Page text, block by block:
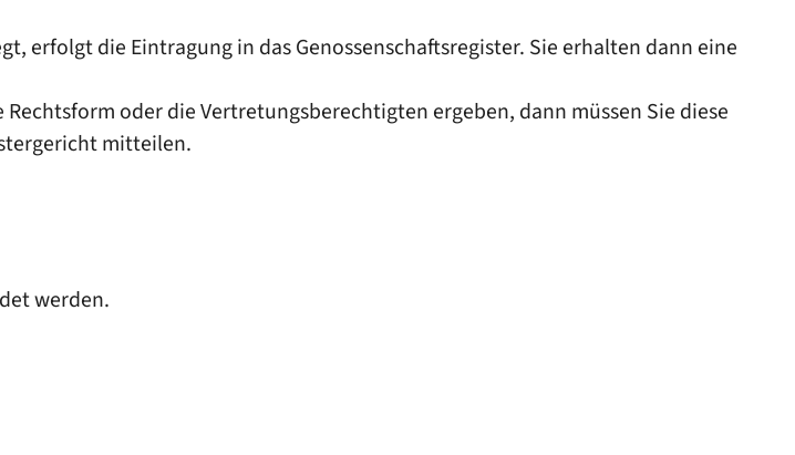
erfolgt die Eintragung in das Genossenschaftsregister. Sie erhalten dann eine
oder die Vertretungsberechtigten ergeben, dann müssen Sie diese
mitteilen.
werden.